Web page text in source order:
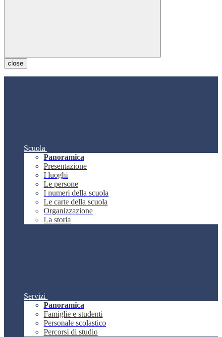
close
Scuola
Panoramica
Presentazione
I luoghi
Le persone
I numeri della scuola
Le carte della scuola
Organizzazione
La storia
Servizi
Panoramica
Famiglie e studenti
Personale scolastico
Percorsi di studio